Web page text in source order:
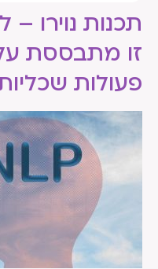
תכנות נוירו
זו מתבססת
פעולות